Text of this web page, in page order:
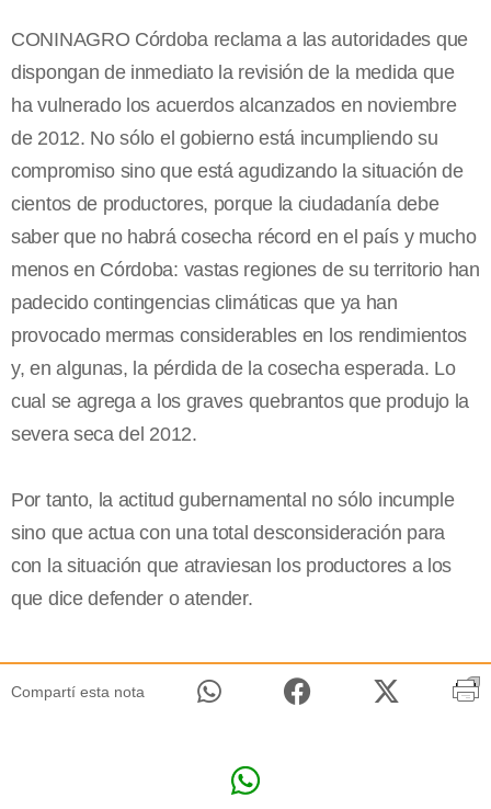
CONINAGRO Córdoba reclama a las autoridades que
dispongan de inmediato la revisión de la medida que
ha vulnerado los acuerdos alcanzados en noviembre
de 2012. No sólo el gobierno está incumpliendo su
compromiso sino que está agudizando la situación de
cientos de productores, porque la ciudadanía debe
saber que no habrá cosecha récord en el país y mucho
menos en Córdoba: vastas regiones de su territorio han
padecido contingencias climáticas que ya han
provocado mermas considerables en los rendimientos
y, en algunas, la pérdida de la cosecha esperada. Lo
cual se agrega a los graves quebrantos que produjo la
severa seca del 2012.
Por tanto, la actitud gubernamental no sólo incumple
sino que actua con una total desconsideración para
con la situación que atraviesan los productores a los
que dice defender o atender.
Compartí esta nota